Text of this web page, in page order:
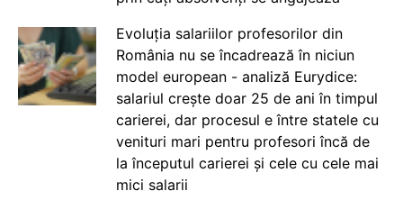
Evoluția salariilor profesorilor din
România nu se încadrează în niciun
model european - analiză Eurydice:
salariul crește doar 25 de ani în timpul
carierei, dar procesul e între statele cu
venituri mari pentru profesori încă de
la începutul carierei și cele cu cele mai
mici salarii